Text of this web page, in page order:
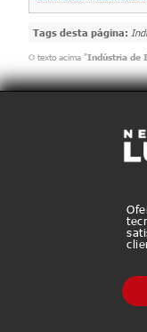
Tags desta página:
O texto acima "Indústria de